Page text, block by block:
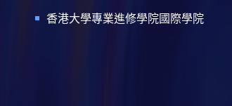
香港大學專業進修學院國際學院